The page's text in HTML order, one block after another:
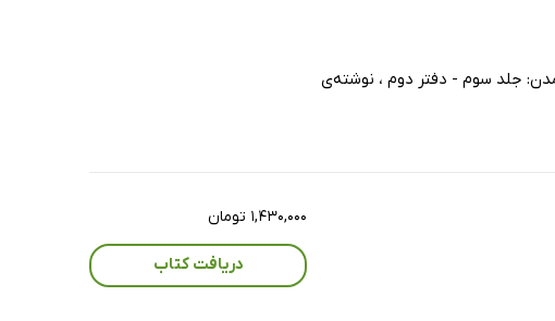
جلد سوم - دفتر دوم ، نوشته‌ی
۱,۴۳۰,۰۰۰ تومان
دریافت کتاب